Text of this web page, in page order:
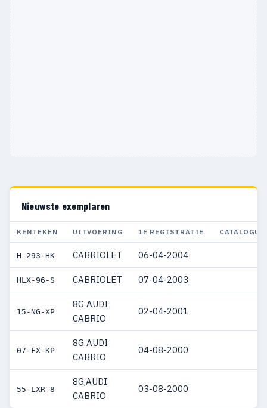
Nieuwste exemplaren
KENTEKEN UITVOERING 1E REGISTRATIE
H-293-HK CABRIOLET 06-04-2004
HLX-96-S CABRIOLET 07-04-2003
15-NG-XP
8G AUDI
CABRIO
02-04-2001
07-FX-KP
8G AUDI
CABRIO
04-08-2000
55-LXR-8
8G,AUDI
CABRIO
03-08-2000